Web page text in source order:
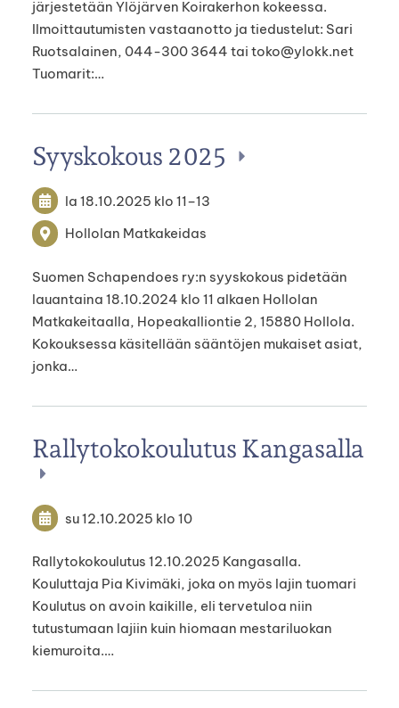
järjestetään Ylöjärven Koirakerhon kokeessa.
Ilmoittautumisten vastaanotto ja tiedustelut: Sari
Ruotsalainen, 044-300 3644 tai toko@ylokk.net
Tuomarit:…
Syyskokous 2025
la 18.10.2025 klo 11–13
Hollolan Matkakeidas
Suomen Schapendoes ry:n syyskokous pidetään
lauantaina 18.10.2024 klo 11 alkaen Hollolan
Matkakeitaalla, Hopeakalliontie 2, 15880 Hollola.
Kokouksessa käsitellään sääntöjen mukaiset asiat,
jonka…
Rallytokokoulutus Kangasalla
su 12.10.2025 klo 10
Rallytokokoulutus 12.10.2025 Kangasalla.
Kouluttaja Pia Kivimäki, joka on myös lajin tuomari
Koulutus on avoin kaikille, eli tervetuloa niin
tutustumaan lajiin kuin hiomaan mestariluokan
kiemuroita.…